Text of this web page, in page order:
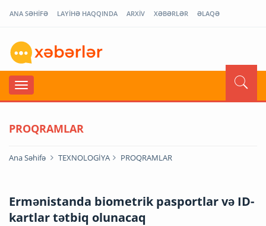
ANA SƏHİFƏ LAYİHƏ HAQQINDA ARXİV XƏBƏRLƏR ƏLAQƏ
PROQRAMLAR
Ana Səhifə TEXNOLOGİYA PROQRAMLAR
Ermənistanda biometrik pasportlar və ID-
kartlar tətbiq olunacaq